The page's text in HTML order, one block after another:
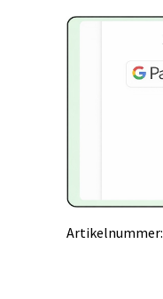
Artikelnummer: